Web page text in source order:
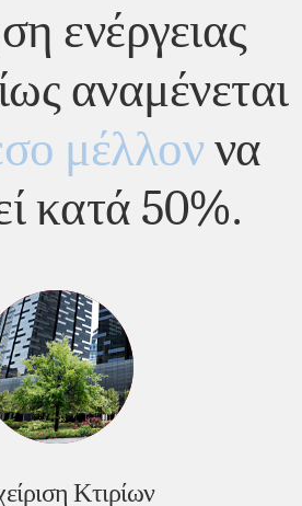
ενέργειας
αναμένεται
μέλλοννα
κατά 50%.
Κτιρίων